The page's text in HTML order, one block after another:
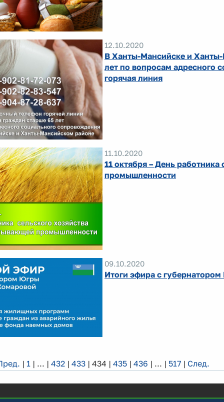
12.10.2020
В Ханты-Мансийске и
лет по вопросам адресного
горячая линия
11.10.2020
11 октября – День
промышленности
09.10.2020
Итоги эфира с
| 1 | ... | 432 | 433 | 434 | 435 | 436 | ... | 517 | След.